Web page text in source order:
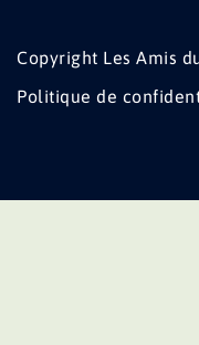
Copyright Les Amis
Politique de